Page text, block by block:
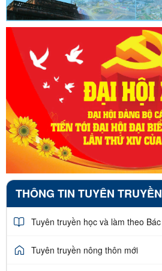
THÔNG TIN TUYÊN TRUYỀN
Tuyên truyền học và làm theo Bác
Tuyên truyền nông thôn mới